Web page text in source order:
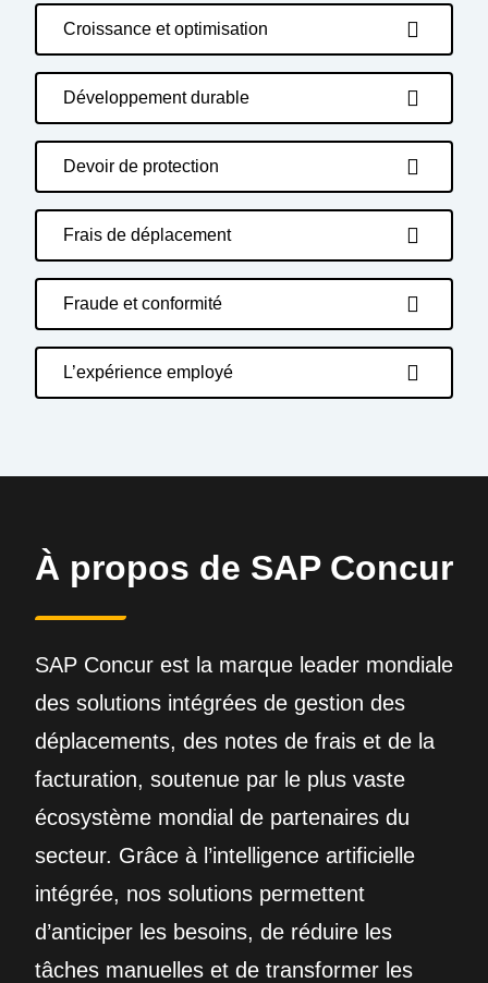
Croissance et optimisation
Développement durable
Devoir de protection
Frais de déplacement
Fraude et conformité
L’expérience employé
À propos de SAP Concur
SAP Concur est la marque leader mondiale
des solutions intégrées de gestion des
déplacements, des notes de frais et de la
facturation, soutenue par le plus vaste
écosystème mondial de partenaires du
secteur. Grâce à l’intelligence artificielle
intégrée, nos solutions permettent
d’anticiper les besoins, de réduire les
tâches manuelles et de transformer les